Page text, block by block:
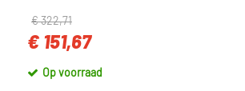
€ 322,71
€ 151,67
Op voorraad